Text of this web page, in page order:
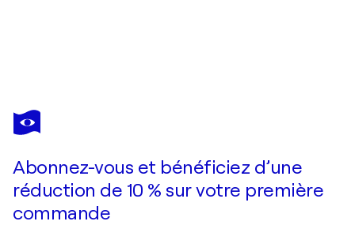
ROBERT SÜESS
Reise in deine Gedanken (2310)
Abonnez-vous et bénéficiez d’une
réduction de 10 % sur votre première
commande